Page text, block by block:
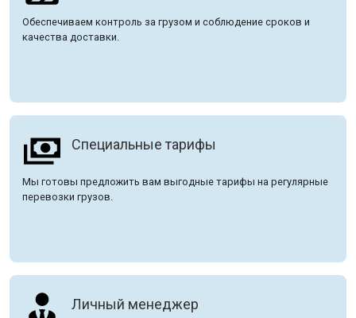
Обеспечиваем контроль за грузом и соблюдение сроков и
качества доставки.
Специальные тарифы
Мы готовы предложить вам выгодные тарифы на регулярные
перевозки грузов.
Личный менеджер